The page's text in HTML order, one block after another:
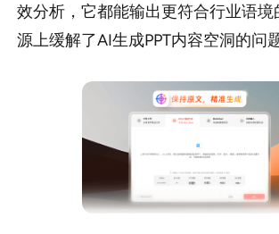
效分析，它都能输出更符合行业语境
源上缓解了AI生成PPT内容空洞的问题